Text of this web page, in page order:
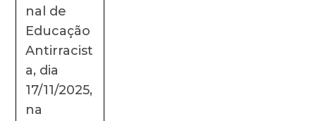
nal de
Educação
Antirracist
a, dia
17/11/2025,
na